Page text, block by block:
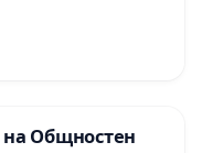
на Общностен